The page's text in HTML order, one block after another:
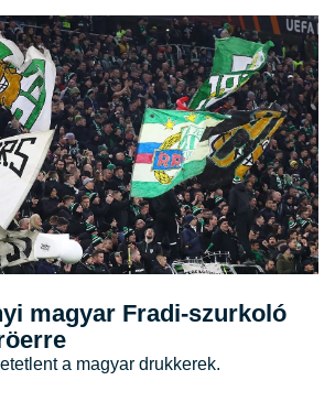
magyar Fradi-szurkoló
a magyar drukkerek.